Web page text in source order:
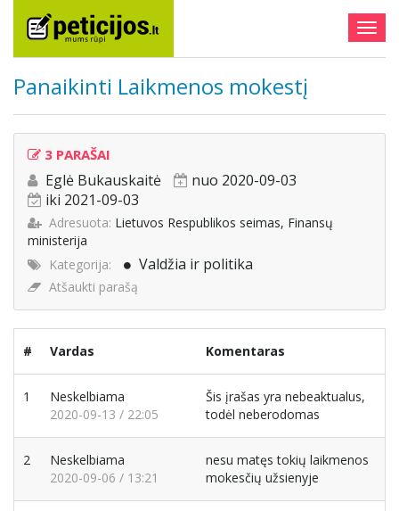
Panaikinti Laikmenos mokestį
3 PARAŠAI
Eglė Bukauskaitė
nuo 2020-09-03
iki 2021-09-03
Adresuota: Lietuvos Respublikos seimas, Finansų
ministerija
Kategorija:
Valdžia ir politika
Atšaukti parašą
# Vardas Komentaras
1
Neskelbiama
2020-09-13 / 22:05
Šis įrašas yra nebeaktualus,
todėl neberodomas
2
Neskelbiama
2020-09-06 / 13:21
nesu matęs tokių laikmenos
mokesčių užsienyje